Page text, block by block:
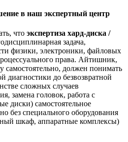
в наш экспертный центр
что экспертиза хард-диска /
задача,
физики, электроники, файловых
права. Айтишник,
самостоятельно, должен понимать
диагностики до безвозвратной
сложных случаев
замена головок, работа с
диски) самостоятельное
без специального оборудования
шкаф, аппаратные комплексы)